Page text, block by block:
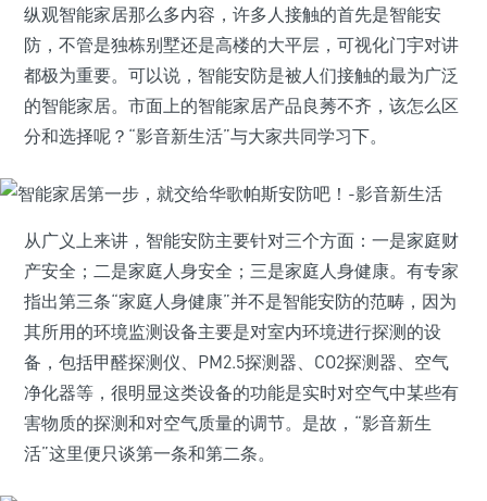
纵观智能家居那么多内容，许多人接触的首先是智能安
防，不管是独栋别墅还是高楼的大平层，可视化门宇对讲
都极为重要。可以说，智能安防是被人们接触的最为广泛
的智能家居。市面上的智能家居产品良莠不齐，该怎么区
分和选择呢？“影音新生活”与大家共同学习下。
从广义上来讲，智能安防主要针对三个方面：一是家庭财
产安全；二是家庭人身安全；三是家庭人身健康。有专家
指出第三条“家庭人身健康”并不是智能安防的范畴，因为
其所用的环境监测设备主要是对室内环境进行探测的设
备，包括甲醛探测仪、PM2.5探测器、CO2探测器、空气
净化器等，很明显这类设备的功能是实时对空气中某些有
害物质的探测和对空气质量的调节。是故，“影音新生
活”这里便只谈第一条和第二条。